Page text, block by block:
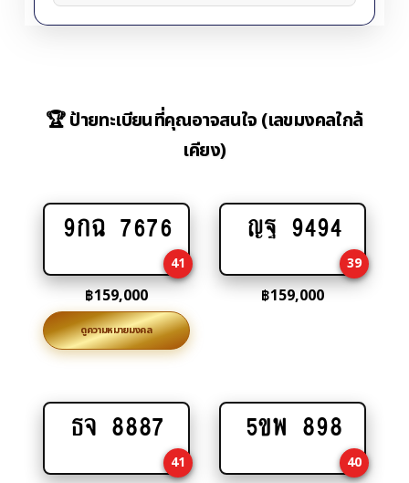
🏆 ป้ายทะเบียนที่คุณอาจสนใจ (เลขมงคลใกล้
เคียง)
Add
cart
9กฉ 7676
41
฿159,000
ดูความหมายมงคล
Add
cart
ญฐ 9494
39
฿159,000
Add
cart
ธจ 8887
41
Add
cart
5ขพ 898
40